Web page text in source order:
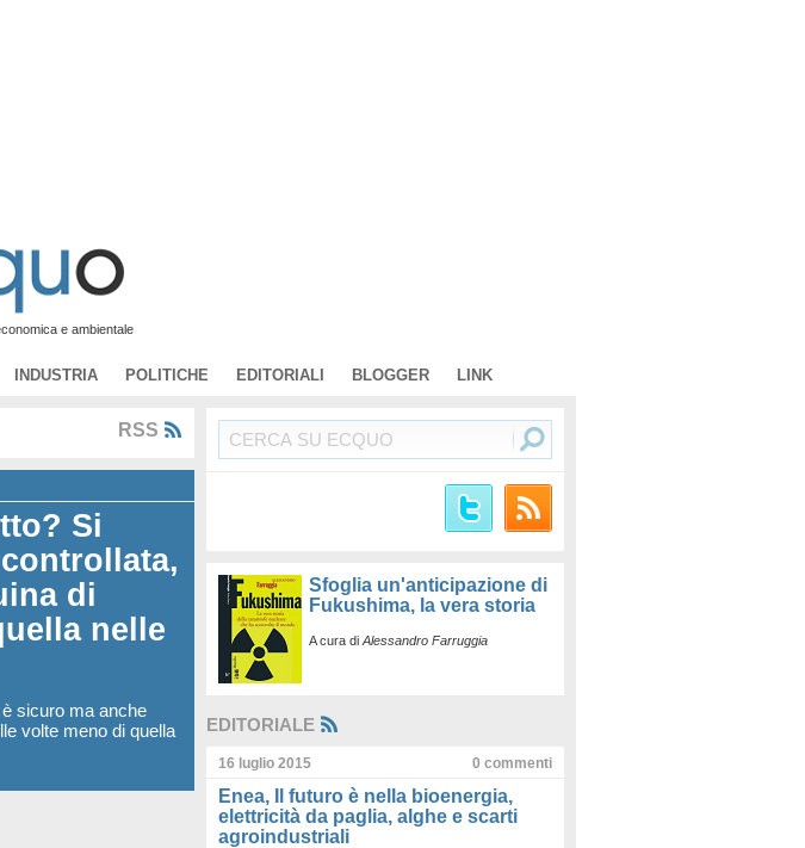
e ambientale
INDUSTRIA POLITICHE EDITORIALI BLOGGER LINK
RSS
Si
di
nelle
è sicuro ma anche
volte meno di quella
Sfoglia un'anticipazione di
Fukushima, la vera storia
A cura di Alessandro Farruggia
EDITORIALE
16 luglio 2015 0 commenti
Enea, Il futuro è nella bioenergia,
elettricità da paglia, alghe e scarti
agroindustriali